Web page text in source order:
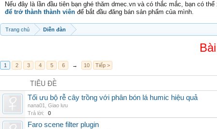
Nếu đây là lần đầu tiên bạn ghé thăm dmec.vn và có thắc mắc, bạn có
để trở thành thành viên để bắt đầu đăng bán sản phẩm của mình.
Trang chủ Diễn đàn
1 2 3 4 5 6 → 10 Tiếp >
TIÊU ĐỀ
Tối ưu bộ rễ cây trồng với phân bón lá humic hiệu quả
nana01
Giao lưu
Trả lời:
0
Faro scene filter plugin